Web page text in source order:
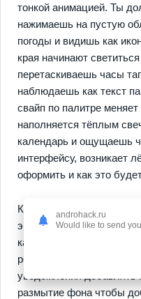
тонкой анимацией. Ты
нажимаешь на пустую
погоды и видишь как
края начинают
перетаскиваешь часы
наблюдаешь как текст
свайп по палитре
наполняется тёплым
календарь и ощущаешь
интерфейсу, возникает
оформить и как это
Коллекция сотен
экспериментировать с
каждый элемент
режим и под ваши обои.
уведомления добавлять
размытие фона чтобы
androhack.ru
Would like to send